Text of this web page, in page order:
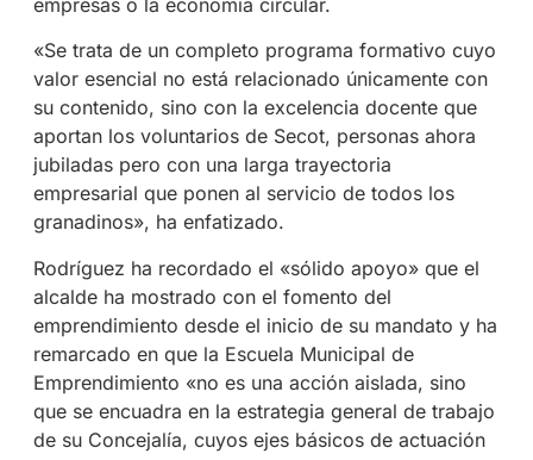
empresas o la economía circular.
«Se trata de un completo programa formativo cuyo
valor esencial no está relacionado únicamente con
su contenido, sino con la excelencia docente que
aportan los voluntarios de Secot, personas ahora
jubiladas pero con una larga trayectoria
empresarial que ponen al servicio de todos los
granadinos», ha enfatizado.
Rodríguez ha recordado el «sólido apoyo» que el
alcalde ha mostrado con el fomento del
emprendimiento desde el inicio de su mandato y ha
remarcado en que la Escuela Municipal de
Emprendimiento «no es una acción aislada, sino
que se encuadra en la estrategia general de trabajo
de su Concejalía, cuyos ejes básicos de actuación